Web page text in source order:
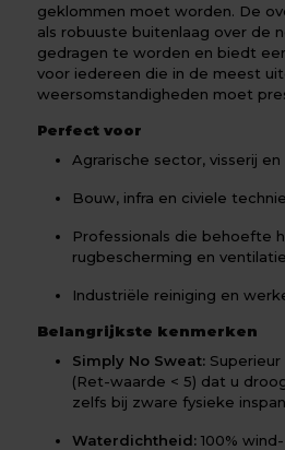
geklommen moet worden. De
als robuuste buitenlaag over de
gedragen te worden en biedt
voor iedereen die in de meest
weersomstandigheden moet
Perfect voor
Agrarische sector, visserij en
Bouw, infra en civiele
Professionals die behoefte
rugbescherming en
Industriële reiniging en
Belangrijkste kenmerken
Simply No Sweat:
(Ret-waarde < 5) dat u
zelfs bij zware fysieke
Waterdichtheid: 100%